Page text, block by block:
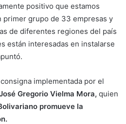
positivo que estamos
primer grupo de 33 empresas y
de diferentes regiones del país
están interesadas en instalarse
implementada por el
Gregorio Vielma Mora, quien
promueve la